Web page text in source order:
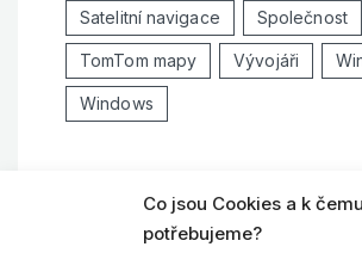
Co jsou Cookies a k
potřebujeme?
Satelitní navigace Společnost
TomTom mapy Vývojáři
Windows